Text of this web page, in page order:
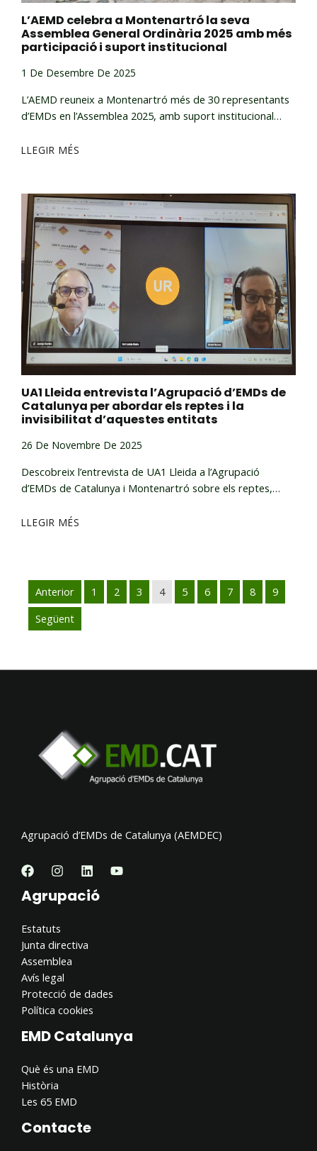
L’AEMD celebra a Montenartró la seva
Assemblea General Ordinària 2025 amb més
participació i suport institucional
1 De Desembre De 2025
L’AEMD reuneix a Montenartró més de 30 representants
d’EMDs en l’Assemblea 2025, amb suport institucional…
LLEGIR MÉS
UA1 Lleida entrevista l’Agrupació d’EMDs de
Catalunya per abordar els reptes i la
invisibilitat d’aquestes entitats
26 De Novembre De 2025
Descobreix l’entrevista de UA1 Lleida a l’Agrupació
d’EMDs de Catalunya i Montenartró sobre els reptes,…
LLEGIR MÉS
Anterior 1 2 3 4 5 6 7 8
9
Següent
Agrupació d’EMDs de Catalunya (AEMDEC)
Agrupació
Estatuts
Junta directiva
Assemblea
Avís legal
Protecció de dades
Política cookies
EMD Catalunya
Què és una EMD
Història
Les 65 EMD
Contacte